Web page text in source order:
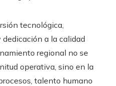
tecnológica,
a la calidad
regional no se
operativa, sino en la
talento humano